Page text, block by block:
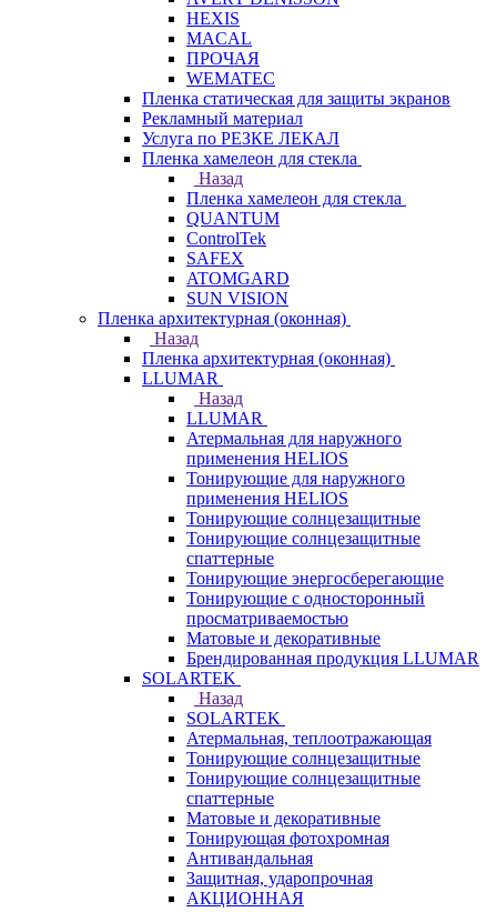
HEXIS
MACAL
ПРОЧАЯ
WEMATEC
Пленка статическая для защиты экранов
Рекламный материал
Услуга по РЕЗКЕ ЛЕКАЛ
Пленка хамелеон для стекла
Назад
Пленка хамелеон для стекла
QUANTUM
ControlTek
SAFEX
ATOMGARD
SUN VISION
Пленка архитектурная (оконная)
Назад
Пленка архитектурная (оконная)
LLUMAR
Назад
LLUMAR
Атермальная для наружного
применения HELIOS
Тонирующие для наружного
применения HELIOS
Тонирующие солнцезащитные
Тонирующие солнцезащитные
спаттерные
Тонирующие энергосберегающие
Тонирующие с односторонный
просматриваемостью
Матовые и декоративные
Брендированная продукция LLUMAR
SOLARTEK
Назад
SOLARTEK
Атермальная, теплоотражающая
Тонирующие солнцезащитные
Тонирующие солнцезащитные
спаттерные
Матовые и декоративные
Тонирующая фотохромная
Антивандальная
Защитная, ударопрочная
АКЦИОННАЯ